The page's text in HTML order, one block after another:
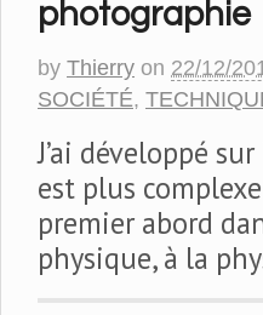
photographie
by Thierry on 22/12/
SOCIÉTÉ,
J’ai développé
est plus
premier abord
physique, à la